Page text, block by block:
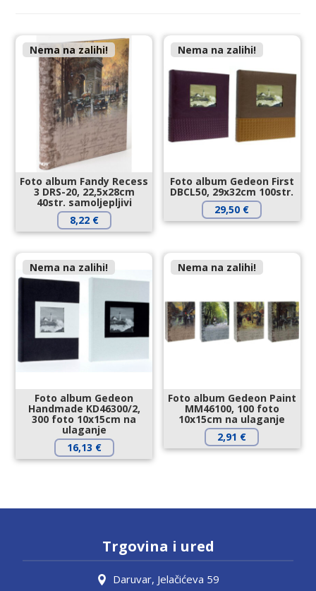
Nema na zalihi!
Foto album Fandy Recess
3 DRS-20, 22,5x28cm
40str. samoljepljivi
8,22 €
Nema na zalihi!
Foto album Gedeon First
DBCL50, 29x32cm 100str.
29,50 €
Nema na zalihi!
Foto album Gedeon
Handmade KD46300/2,
300 foto 10x15cm na
ulaganje
16,13 €
Nema na zalihi!
Foto album Gedeon Paint
MM46100, 100 foto
10x15cm na ulaganje
2,91 €
Trgovina i ured
Daruvar, Jelačićeva 59